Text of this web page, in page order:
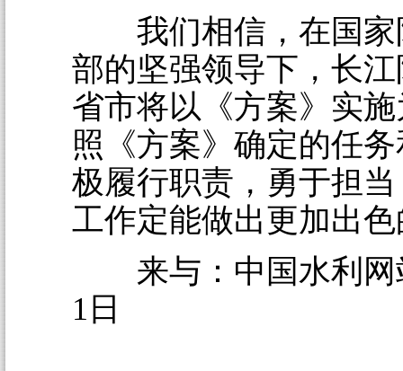
我们相信，在国家
部的坚强领导下，长
省市将以《方案》实
照《方案》确定的任
极履行职责，勇于担
工作定能做出更加出
来与：中国水利网
1日